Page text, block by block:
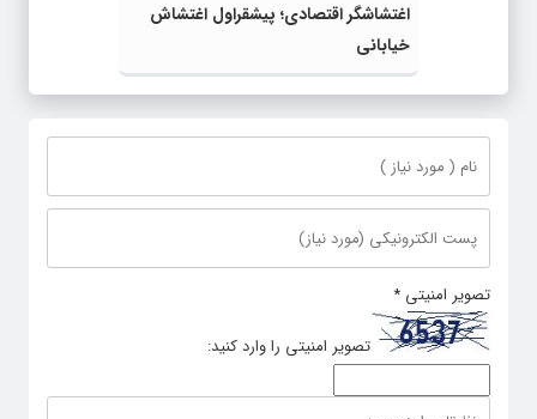
اغتشاشگر اقتصادی؛ پیشقراول اغتشاش
خیابانی
تصویر امنیتی *
تصویر امنیتی را وارد کنید: